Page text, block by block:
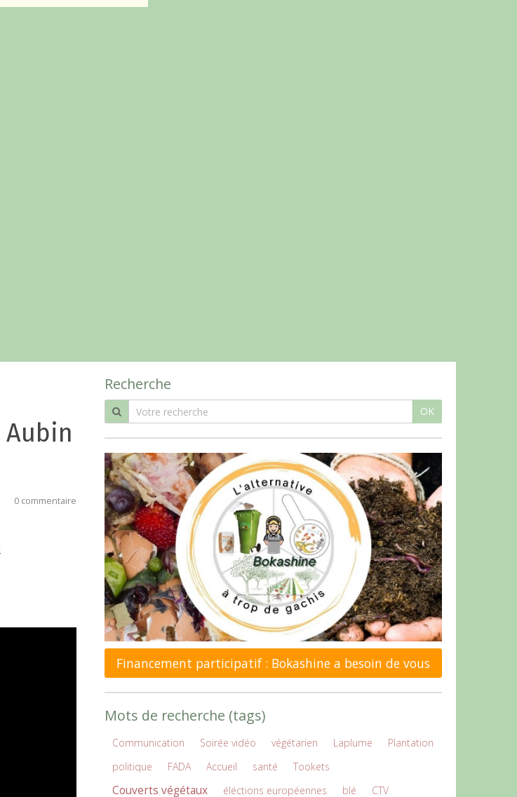
0 commentaire
Recherche
OK
Financement participatif : Bokashine a besoin de vous
Mots de recherche (tags)
Communication Soirée vidéo végétarien Laplume
Plantation
politique
FADA Accueil santé Tookets
Couverts végétaux éléctions européennes blé
CTV